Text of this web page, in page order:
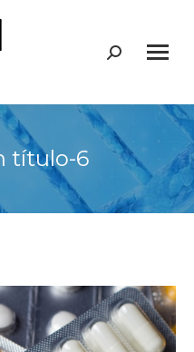
Buscar:
título-6